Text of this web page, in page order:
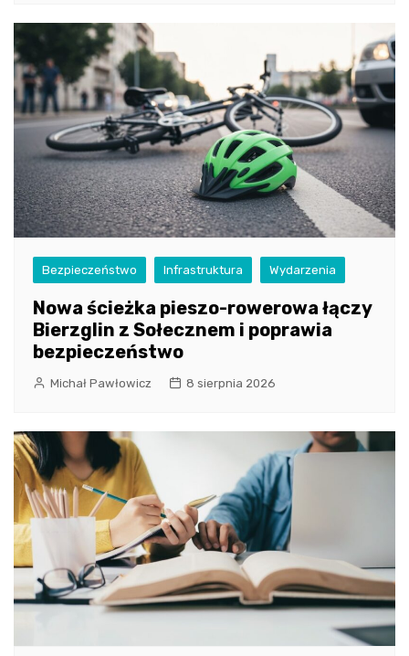
Bezpieczeństwo Infrastruktura Wydarzenia
Nowa ścieżka pieszo-rowerowa łączy
Bierzglin z Sołecznem i poprawia
bezpieczeństwo
Michał Pawłowicz 8 sierpnia 2026